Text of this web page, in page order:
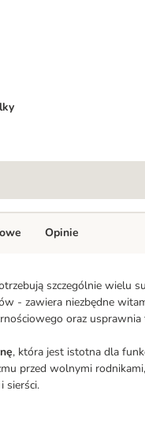
Snacks
szczególnie wielu
- zawiera niezbędne
oraz
, która jest istotna dla
przed wolnymi
sierści.
Opinie